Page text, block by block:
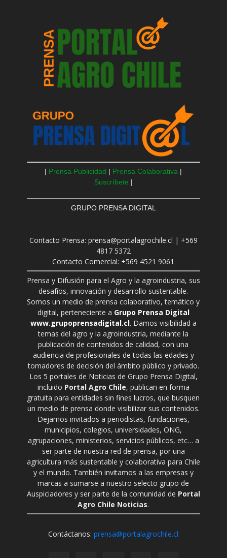
| Prensa Publicidad | Prensa Colaborativa |
Suscríbete |
GRUPO PRENSA DIGITAL
Contacto Prensa: prensa@portalagrochile.cl | +569
4817 5372
Contacto Comercial: +569 4521 9061
Prensa y Difusión para el Agro y la agroindustria, sus
desafíos, innovación y desarrollo sustentable.
Somos un medio de prensa colaborativo, temático y
digital, perteneciente a Grupo Prensa Digital
www.grupoprensadigital.cl. Damos visibilidad a
temas del agro y la agroindustria, mediante la
publicación de contenidos de calidad, con una
audiencia de profesionales de todas las edades y
tomadores de decisión del ámbito público y privado.
Los 5 portales de Noticias de Grupo Prensa Digital,
incluido Portal Agro Chile, publican en forma
gratuita para entidades sin fines lucros, que busquen
un medio de prensa donde visibilizar sus contenidos.
Dejamos invitados a periodistas, fundaciones,
municipios, colegios, universidades, ONG,
agrupaciones, ministerios, servicios públicos, etc… a
ser parte de nuestra red de prensa, por una
agricultura más sustentable y colaborativa para Chile
y el mundo. También invitamos a las empresas y
marcas a sumarse a nuestro selecto grupo de
Auspiciadores y ser parte de la comunidad de Portal
Agro Chile Noticias.
Contáctanos:prensa@portalagrochile.cl